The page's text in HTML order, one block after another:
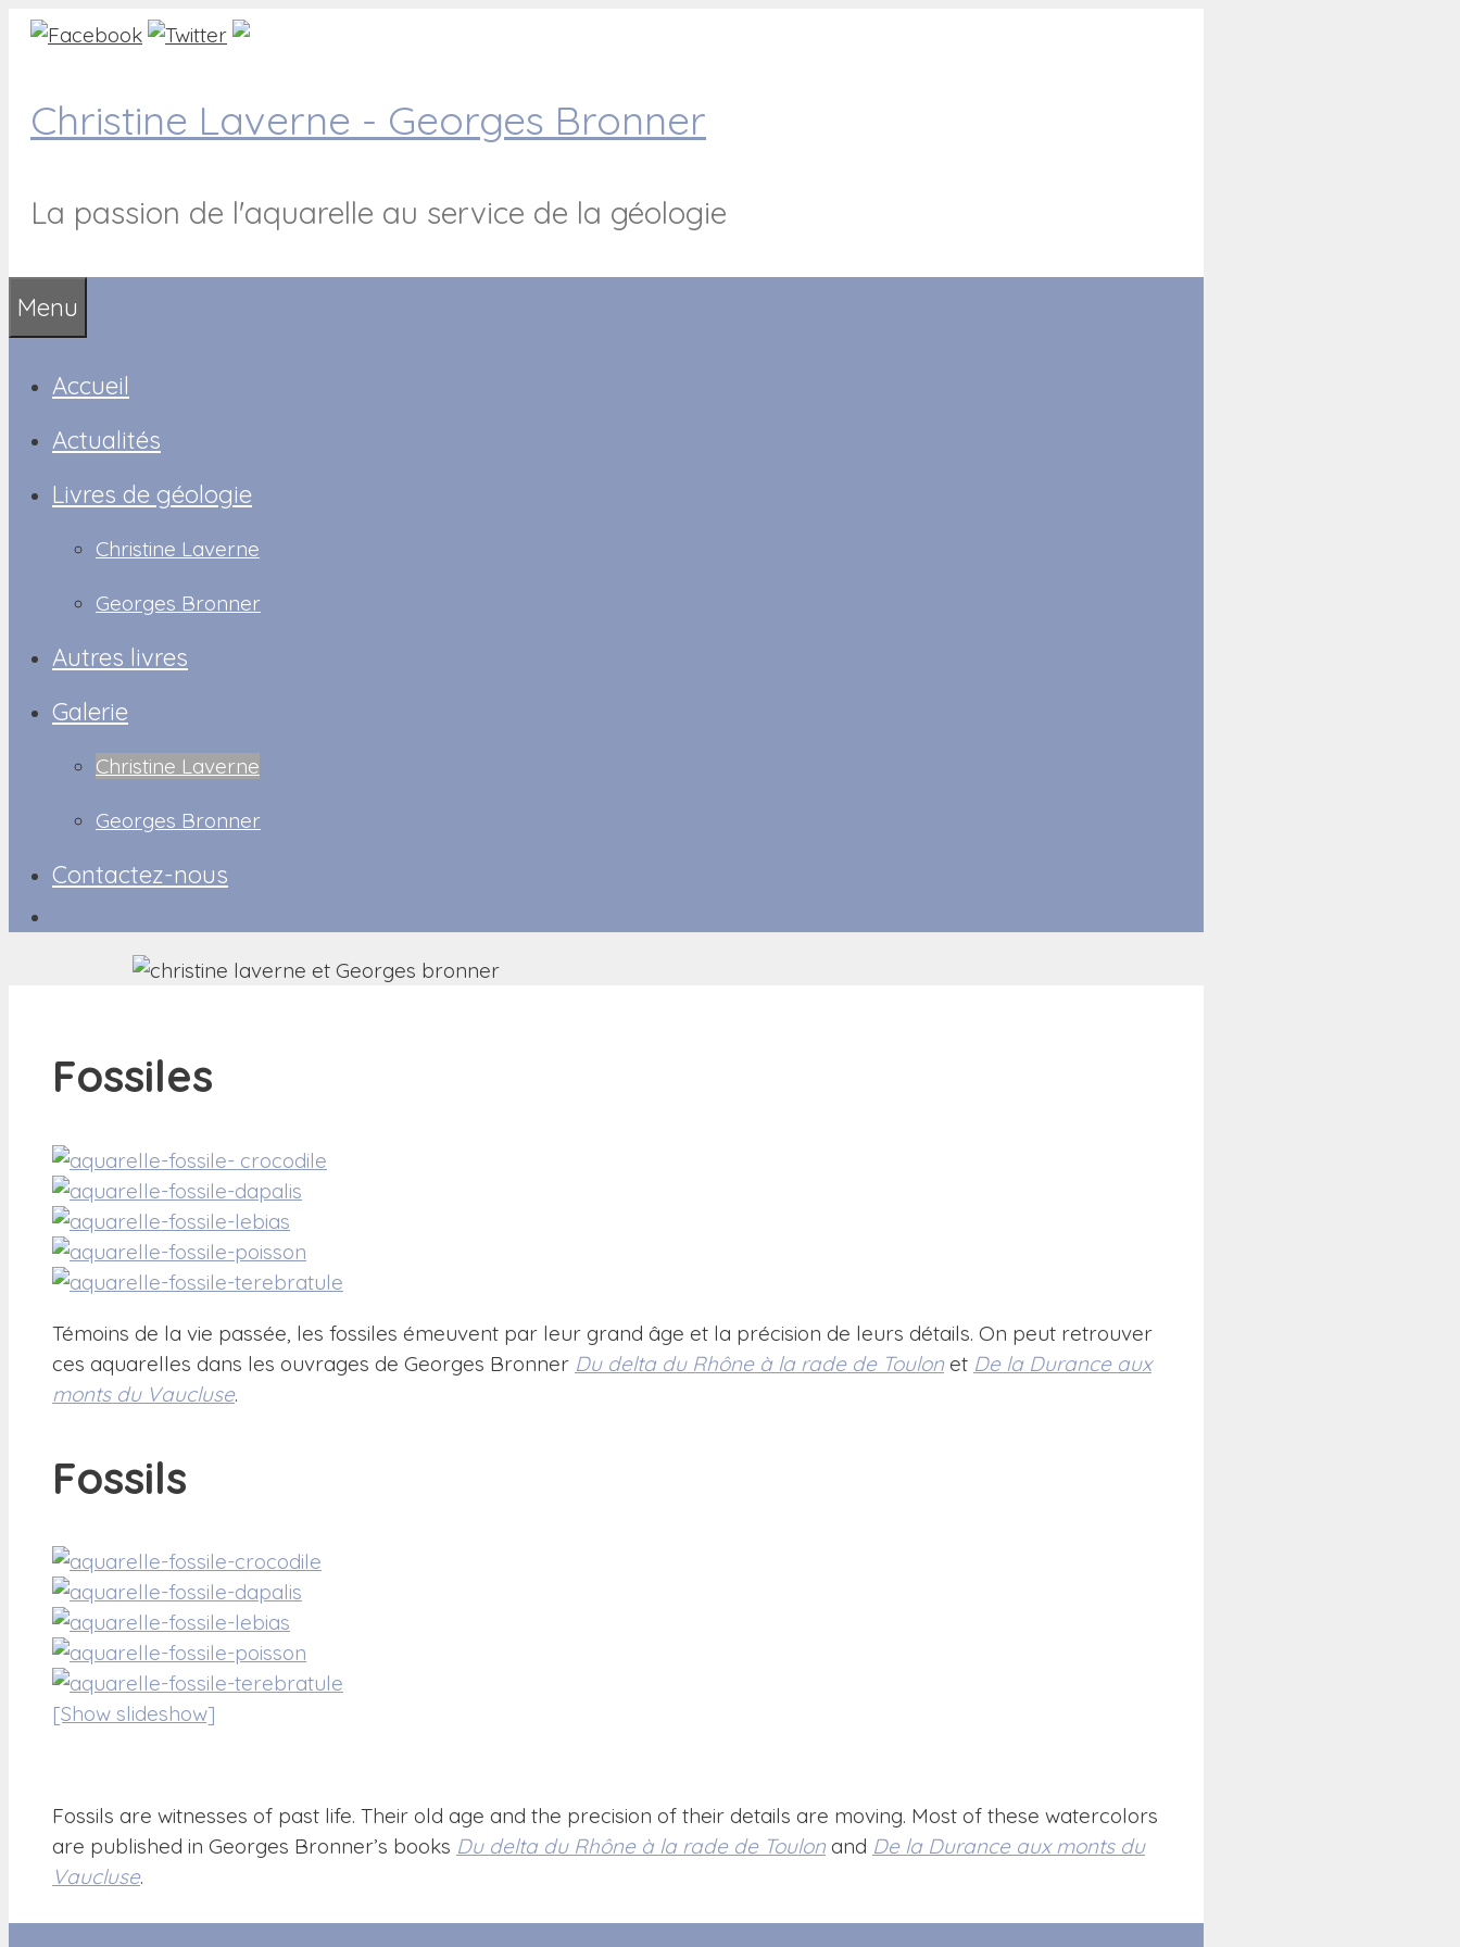
Aller
Christine Laverne - Georges Bronner
La passion de l'aquarelle au service de la géologie
Menu
Accueil
Actualités
Livres de géologie
Christine Laverne
Georges Bronner
Autres livres
Galerie
Christine Laverne
Georges Bronner
Contactez-nous
Fossiles
Témoins de la vie passée, les fossiles émeuvent par leur grand âge et la précision de leurs détails. On peut retrouver
ces aquarelles dans les ouvrages de Georges Bronner Du delta du Rhône à la rade de Toulon et De la Durance aux
monts du Vaucluse.
Fossils
[Show slideshow]
Fossils are witnesses of past life. Their old age and the precision of their details are moving. Most of these watercolors
are published in Georges Bronner’s books Du delta du Rhône à la rade de Toulon and De la Durance aux monts du
Vaucluse.